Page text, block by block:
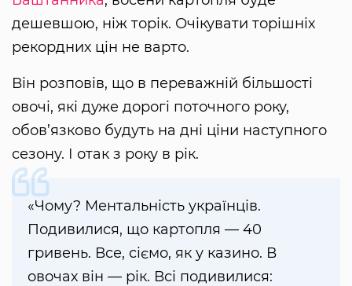
дешевшою, ніж торік. Очікувати торішніх
рекордних цін не варто.
Він розповів, що в переважній більшості
овочі, які дуже дорогі поточного року,
обов’язково будуть на дні ціни наступного
сезону. І отак з року в рік.
«Чому? Ментальність українців.
Подивилися, що картопля — 40
гривень. Все, сіємо, як у казино. В
овочах він — рік. Всі подивилися: